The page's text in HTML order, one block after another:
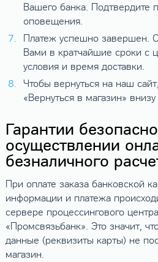
Вашего банка. Подтвердите
оповещения.
Платеж успешно завершен.
Вами в кратчайшие сроки с
условия и время доставки.
Чтобы вернуться на наш
«Вернуться в магазин»
Гарантии
осуществлении
безналичного
При оплате заказа банковской
информации и платежа
сервере процессингового
«Промсвязьбанк». Это значит,
данные (реквизиты карты) не
магазин.